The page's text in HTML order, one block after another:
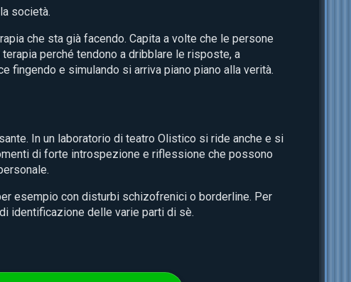
società.
che sta già facendo. Capita a volte che le persone
perché tendono a dribblare le risposte, a
fingendo e simulando si arriva piano piano alla verità.
Inun laboratorio di teatroOlistico si ride anche e si
di forte introspezione e riflessione che possono
esempio con disturbi schizofrenici o borderline. Per
identificazione delle varie parti di sè.